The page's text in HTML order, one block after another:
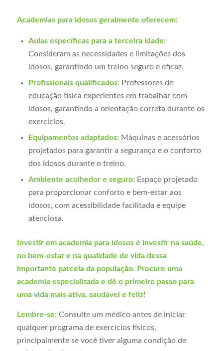
Academias para idosos geralmente oferecem:
Aulas específicas para a terceira idade:
Consideram as necessidades e limitações dos
idosos, garantindo um treino seguro e eficaz.
Profissionais qualificados:Professores de
educação física experientes em trabalhar com
idosos, garantindo a orientação correta durante os
exercícios.
Equipamentos adaptados:Máquinas e acessórios
projetados para garantir a segurança e o conforto
dos idosos durante o treino.
Ambiente acolhedor e seguro:Espaço projetado
para proporcionar conforto e bem-estar aos
idosos, com acessibilidade facilitada e equipe
atenciosa.
Investir em academia para idosos é investir na saúde,
no bem-estar e na qualidade de vida dessa
importante parcela da população. Procure uma
academia especializada e dê o primeiro passo para
uma vida mais ativa, saudável e feliz!
Lembre-se:Consulte um médico antes de iniciar
qualquer programa de exercícios físicos,
principalmente se você tiver alguma condição de